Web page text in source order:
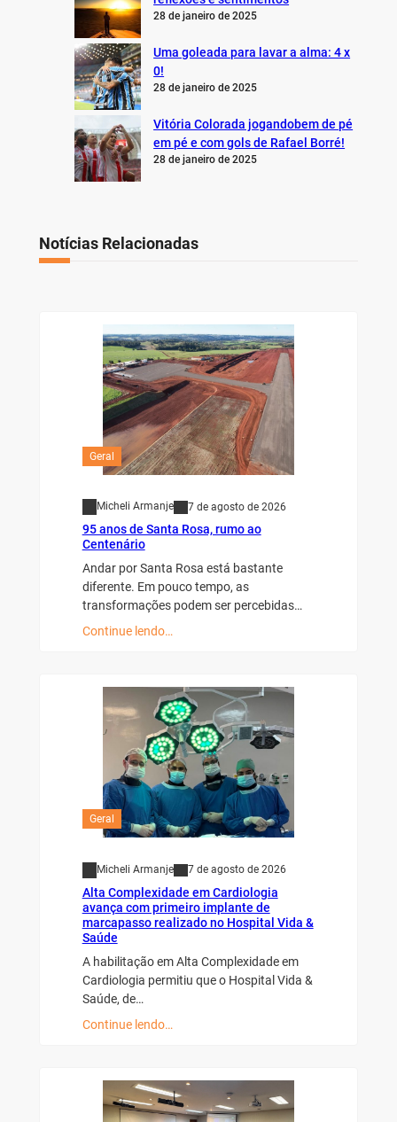
28 de janeiro de 2025
Uma goleada para lavar a alma: 4 x
0!
28 de janeiro de 2025
Vitória Colorada jogandobem de pé
em pé e com gols de Rafael Borré!
28 de janeiro de 2025
Notícias Relacionadas
Geral
Micheli Armanje 7 de agosto de 2026
95 anos de Santa Rosa, rumo ao
Centenário
Andar por Santa Rosa está bastante
diferente. Em pouco tempo, as
transformações podem ser percebidas…
Continue lendo…
Geral
Micheli Armanje 7 de agosto de 2026
Alta Complexidade em Cardiologia
avança com primeiro implante de
marcapasso realizado no Hospital Vida &
Saúde
A habilitação em Alta Complexidade em
Cardiologia permitiu que o Hospital Vida &
Saúde, de…
Continue lendo…